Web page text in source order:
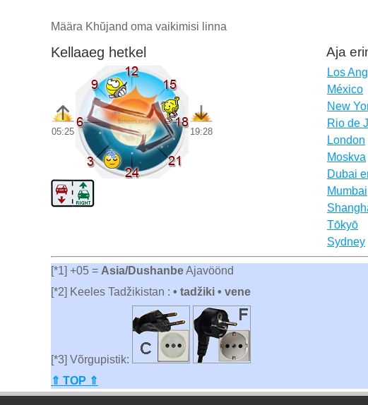
Määra Khŭjand oma vaikimisi linna
Kellaaeg hetkel
05:25 19:28
Aja
Los
México
New
Rio de
London
Moskva
Dubai
Mumbai
Tōkyō
Sydney
[*1] +05 = Asia/DushanbeAjavöönd
[*2] Keeles Tadžikistan : • tadžiki • vene
[*3] Võrgupistik:
⇑ TOP ⇑